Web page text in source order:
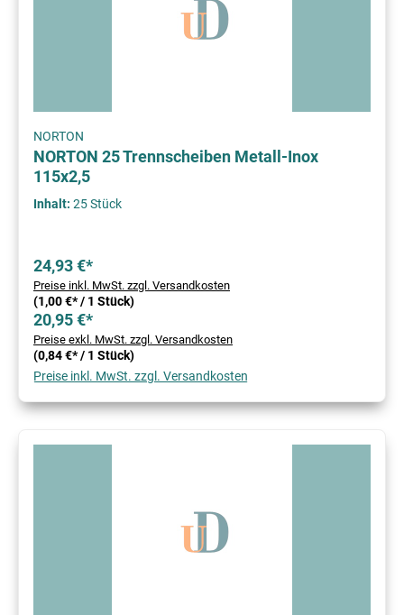
NORTON
NORTON 25 Trennscheiben Metall-Inox
115x2,5
Inhalt: 25 Stück
24,93 €*
Preise inkl. MwSt. zzgl. Versandkosten
(1,00 €* / 1 Stück)
20,95 €*
Preise exkl. MwSt. zzgl. Versandkosten
(0,84 €* / 1 Stück)
Preise inkl. MwSt. zzgl. Versandkosten